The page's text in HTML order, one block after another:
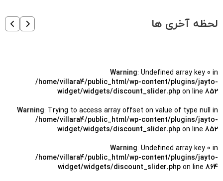
لحظه آخری ها
Warning: Undefined array key 0 in
/home/villara4/public_html/wp-content/plugins/jayto-
widget/widgets/discount_slider.php on line 852
Warning: Trying to access array offset on value of type null in
/home/villara4/public_html/wp-content/plugins/jayto-
widget/widgets/discount_slider.php on line 852
Warning: Undefined array key 0 in
/home/villara4/public_html/wp-content/plugins/jayto-
widget/widgets/discount_slider.php on line 864